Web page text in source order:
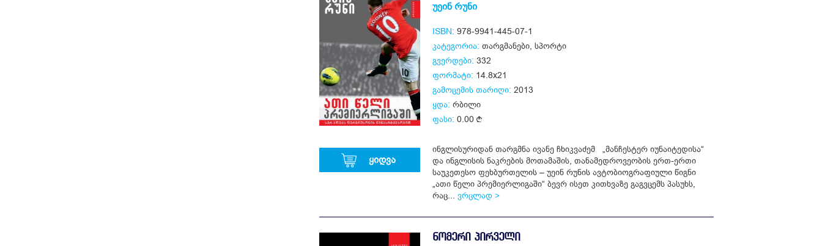
ყიდვა
უეინ რუნი
ISBN: 978-9941-445-07-1
კატეგორია: თარგმანები სპორტი
გვერდები: 332
ფორმატი: 14.8x21
გამოცემის თარიღი: 2013
ყდა: რბილი
ფასი: 0.00
ინგლისურიდან თარგმნა ივანე ჩხიკვაძემ „მანჩესტერ იუნაიტედისა“
და ინგლისის ნაკრების მოთამაშის, თანამედროვეობის ერთ-ერთი
საუკეთესო ფეხბურთელის – უეინ რუნის ავტობიოგრაფიული წიგნი
„ათი წელი პრემიერლიგაში“ ბევრ ისეთ კითხვაზე გაგვცემს პასუხს,
რაც... ვრცლად >
ᲜᲝᲛᲔᲠᲘ ᲞᲘᲠᲕᲔᲚᲘ